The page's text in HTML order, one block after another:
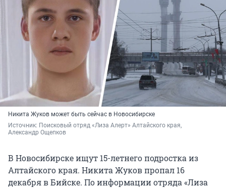
Никита Жуков может быть сейчас в Новосибирске
Источник: Поисковый отряд «Лиза Алерт» Алтайского края,
Александр Ощепков
В Новосибирске ищут 15-летнего подростка из
Алтайского края. Никита Жуков пропал 16
декабря в Бийске. По информации отряда «Лиза